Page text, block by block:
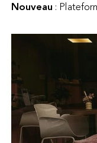
Nouveau :